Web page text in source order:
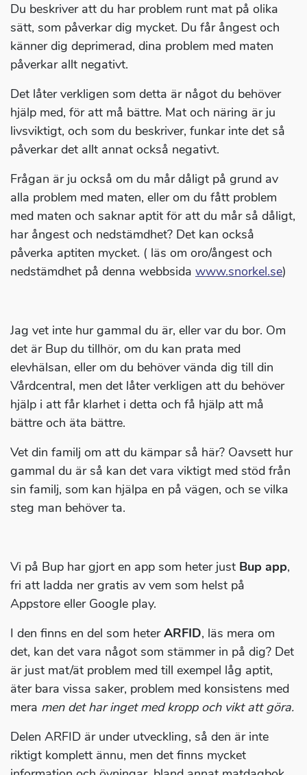
Du beskriver att du har problem runt mat på olika
sätt, som påverkar dig mycket. Du får ångest och
känner dig deprimerad, dina problem med maten
påverkar allt negativt.
Det låter verkligen som detta är något du behöver
hjälp med, för att må bättre. Mat och näring är ju
livsviktigt, och som du beskriver, funkar inte det så
påverkar det allt annat också negativt.
Frågan är ju också om du mår dåligt på grund av
alla problem med maten, eller om du fått problem
med maten och saknar aptit för att du mår så dåligt,
har ångest och nedstämdhet? Det kan också
påverka aptiten mycket. ( läs om oro/ångest och
nedstämdhet på denna webbsida www.snorkel.se)
Jag vet inte hur gammal du är, eller var du bor. Om
det är Bup du tillhör, om du kan prata med
elevhälsan, eller om du behöver vända dig till din
Vårdcentral, men det låter verkligen att du behöver
hjälp i att får klarhet i detta och få hjälp att må
bättre och äta bättre.
Vet din familj om att du kämpar så här? Oavsett hur
gammal du är så kan det vara viktigt med stöd från
sin familj, som kan hjälpa en på vägen, och se vilka
steg man behöver ta.
Vi på Bup har gjort en app som heter just Bup app,
fri att ladda ner gratis av vem som helst på
Appstore eller Google play.
I den finns en del som heterARFID, läs mera om
det, kan det vara något som stämmer in på dig? Det
är just mat/ät problem med till exempel låg aptit,
äter bara vissa saker, problem med konsistens med
mera men det har inget med kropp och vikt att göra.
Delen ARFID är under utveckling, så den är inte
riktigt komplett ännu, men det finns mycket